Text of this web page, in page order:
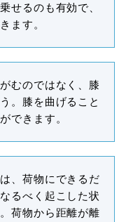
せるのも有効で、
ます。
むのではなく、膝
。膝を曲げること
できます。
、荷物にできるだ
るべく起こした状
荷物から距離が離